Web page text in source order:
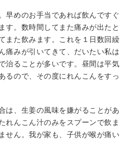
早めのお手当であれば飲んですぐ
す。数時間してまた痛みが出たと
また飲みます。これを１日数回繰
痛みが引いてきて、だいたい私は
治ることが多いです。昼間は平気
るので、その度にれんこんをすっ
は、生姜の風味を嫌がることがあ
れんこん汁のみをスプーンで飲ま
せん。我が家も、子供が喉が痛い